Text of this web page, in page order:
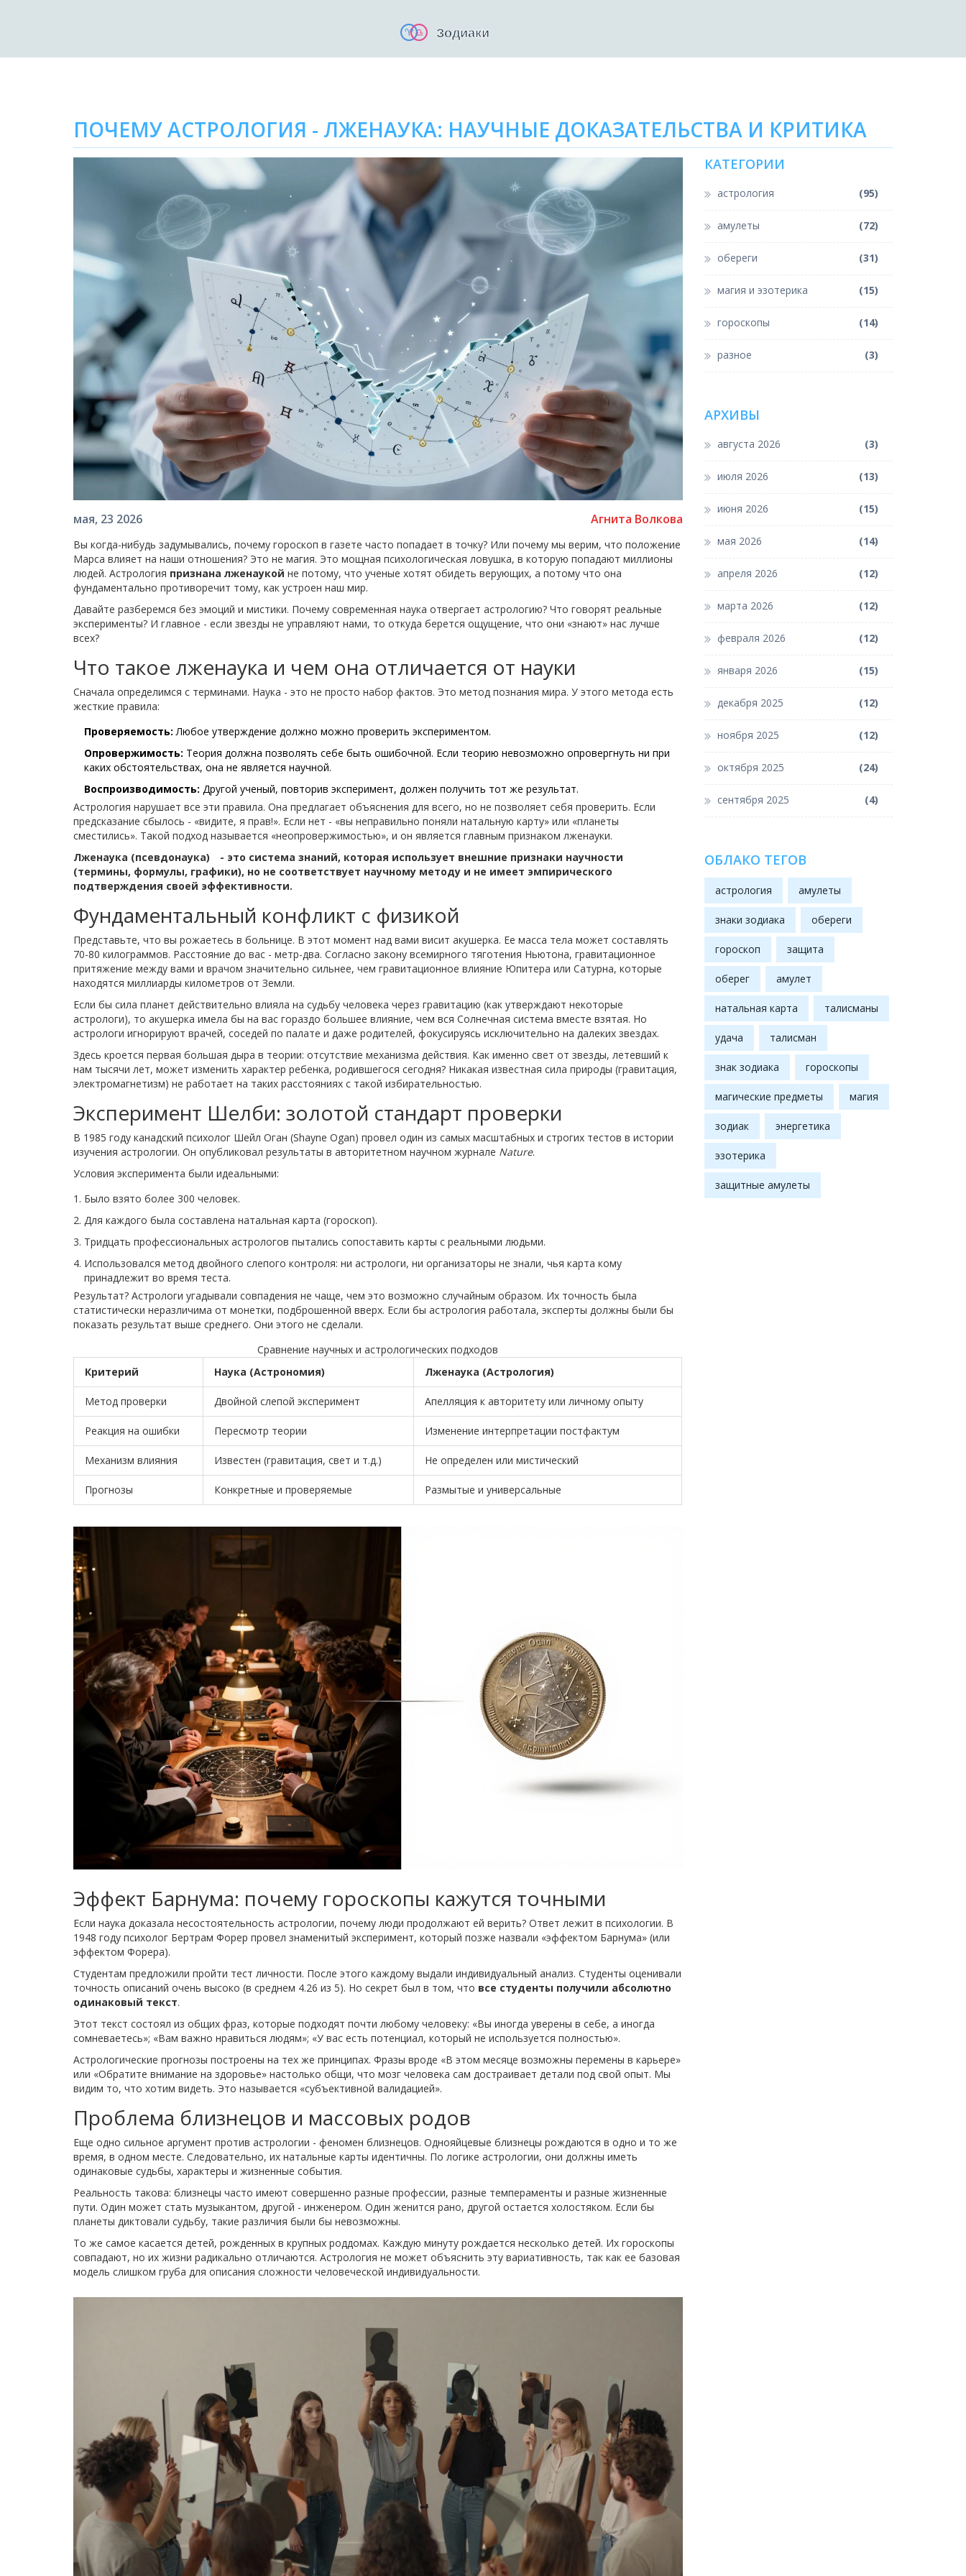
ПОЧЕМУ АСТРОЛОГИЯ - ЛЖЕНАУКА: НАУЧНЫЕ ДОКАЗАТЕЛЬСТВА И КРИТИКА
мая, 23 2026 Агнита Волкова
Вы когда-нибудь задумывались, почему гороскоп в газете часто попадает в точку? Или почему мы верим, что положение
Марса влияет на наши отношения? Это не магия. Это мощная психологическая ловушка, в которую попадают миллионы
людей. Астрология признана лженаукой не потому, что ученые хотят обидеть верующих, а потому что она
фундаментально противоречит тому, как устроен наш мир.
Давайте разберемся без эмоций и мистики. Почему современная наука отвергает астрологию? Что говорят реальные
эксперименты? И главное - если звезды не управляют нами, то откуда берется ощущение, что они «знают» нас лучше
всех?
Что такое лженаука и чем она отличается от науки
Сначала определимся с терминами. Наука - это не просто набор фактов. Это метод познания мира. У этого метода есть
жесткие правила:
Проверяемость: Любое утверждение должно можно проверить экспериментом.
Опровержимость: Теория должна позволять себе быть ошибочной. Если теорию невозможно опровергнуть ни при
каких обстоятельствах, она не является научной.
Воспроизводимость: Другой ученый, повторив эксперимент, должен получить тот же результат.
Астрология нарушает все эти правила. Она предлагает объяснения для всего, но не позволяет себя проверить. Если
предсказание сбылось - «видите, я прав!». Если нет - «вы неправильно поняли натальную карту» или «планеты
сместились». Такой подход называется «неопровержимостью», и он является главным признаком лженауки.
Лженаука (псевдонаука)
- это система знаний, которая использует внешние признаки научности
(термины, формулы, графики), но не соответствует научному методу и не имеет эмпирического
подтверждения своей эффективности.
Фундаментальный конфликт с физикой
Представьте, что вы рожаетесь в больнице. В этот момент над вами висит акушерка. Ее масса тела может составлять
70-80 килограммов. Расстояние до вас - метр-два. Согласно закону всемирного тяготения Ньютона, гравитационное
притяжение между вами и врачом значительно сильнее, чем гравитационное влияние Юпитера или Сатурна, которые
находятся миллиарды километров от Земли.
Если бы сила планет действительно влияла на судьбу человека через гравитацию (как утверждают некоторые
астрологи), то акушерка имела бы на вас гораздо большее влияние, чем вся Солнечная система вместе взятая. Но
астрологи игнорируют врачей, соседей по палате и даже родителей, фокусируясь исключительно на далеких звездах.
Здесь кроется первая большая дыра в теории: отсутствие механизма действия. Как именно свет от звезды, летевший к
нам тысячи лет, может изменить характер ребенка, родившегося сегодня? Никакая известная сила природы (гравитация,
электромагнетизм) не работает на таких расстояниях с такой избирательностью.
Эксперимент Шелби: золотой стандарт проверки
В 1985 году канадский психолог Шейл Оган (Shayne Ogan) провел один из самых масштабных и строгих тестов в истории
изучения астрологии. Он опубликовал результаты в авторитетном научном журнале Nature.
Условия эксперимента были идеальными:
Было взято более 300 человек.
Для каждого была составлена натальная карта (гороскоп).
Тридцать профессиональных астрологов пытались сопоставить карты с реальными людьми.
Использовался метод двойного слепого контроля: ни астрологи, ни организаторы не знали, чья карта кому
принадлежит во время теста.
Результат? Астрологи угадывали совпадения не чаще, чем это возможно случайным образом. Их точность была
статистически неразличима от монетки, подброшенной вверх. Если бы астрология работала, эксперты должны были бы
показать результат выше среднего. Они этого не сделали.
Сравнение научных и астрологических подходов
Критерий
Наука (Астрономия) Лженаука (Астрология)
Метод проверки Двойной слепой эксперимент Апелляция к авторитету или личному опыту
Реакция на ошибки Пересмотр теории Изменение интерпретации постфактум
Механизм влияния Известен (гравитация, свет и т.д.) Не определен или мистический
Прогнозы Конкретные и проверяемые Размытые и универсальные
Эффект Барнума: почему гороскопы кажутся точными
Если наука доказала несостоятельность астрологии, почему люди продолжают ей верить? Ответ лежит в психологии. В
1948 году психолог Бертрам Форер провел знаменитый эксперимент, который позже назвали «эффектом Барнума» (или
эффектом Форера).
Студентам предложили пройти тест личности. После этого каждому выдали индивидуальный анализ. Студенты оценивали
точность описаний очень высоко (в среднем 4.26 из 5). Но секрет был в том, что все студенты получили абсолютно
одинаковый текст.
Этот текст состоял из общих фраз, которые подходят почти любому человеку: «Вы иногда уверены в себе, а иногда
сомневаетесь»; «Вам важно нравиться людям»; «У вас есть потенциал, который не используется полностью».
Астрологические прогнозы построены на тех же принципах. Фразы вроде «В этом месяце возможны перемены в карьере»
или «Обратите внимание на здоровье» настолько общи, что мозг человека сам достраивает детали под свой опыт. Мы
видим то, что хотим видеть. Это называется «субъективной валидацией».
Проблема близнецов и массовых родов
Еще одно сильное аргумент против астрологии - феномен близнецов. Однояйцевые близнецы рождаются в одно и то же
время, в одном месте. Следовательно, их натальные карты идентичны. По логике астрологии, они должны иметь
одинаковые судьбы, характеры и жизненные события.
Реальность такова: близнецы часто имеют совершенно разные профессии, разные темпераменты и разные жизненные
пути. Один может стать музыкантом, другой - инженером. Один женится рано, другой остается холостяком. Если бы
планеты диктовали судьбу, такие различия были бы невозможны.
То же самое касается детей, рожденных в крупных роддомах. Каждую минуту рождается несколько детей. Их гороскопы
совпадают, но их жизни радикально отличаются. Астрология не может объяснить эту вариативность, так как ее базовая
модель слишком груба для описания сложности человеческой индивидуальности.
КАТЕГОРИИ
астрология (95)
амулеты (72)
обереги (31)
магия и эзотерика (15)
гороскопы (14)
разное (3)
АРХИВЫ
августа 2026 (3)
июля 2026 (13)
июня 2026 (15)
мая 2026 (14)
апреля 2026 (12)
марта 2026 (12)
февраля 2026 (12)
января 2026 (15)
декабря 2025 (12)
ноября 2025 (12)
октября 2025 (24)
сентября 2025 (4)
ОБЛАКО ТЕГОВ
астрология амулеты
знаки зодиака обереги
гороскоп защита
оберег амулет
натальная карта талисманы
удача талисман
знак зодиака гороскопы
магические предметы магия
зодиак энергетика
эзотерика
защитные амулеты